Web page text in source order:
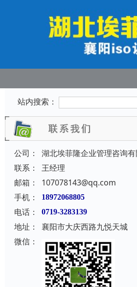
站内搜索：
公司：
湖北埃菲隆企业管理咨询有
联系：
王经理
邮箱：
107078143@qq.com
手机：
18972068805
电话： 0719-3283139
地址：
襄阳市大庆西路九悦天城
微信：